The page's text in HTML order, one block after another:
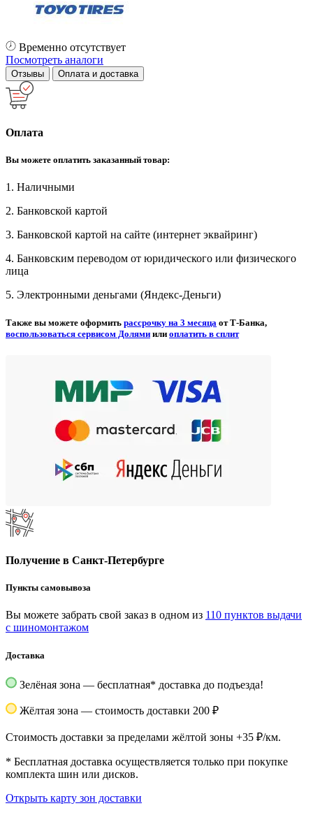
Временно отсутствует
Посмотреть аналоги
Отзывы Оплата и доставка
Оплата
Вы можете оплатить заказанный товар:
1. Наличными
2. Банковской картой
3. Банковской картой на сайте (интернет эквайринг)
4. Банковским переводом от юридического или физического
лица
5. Электронными деньгами (Яндекс-Деньги)
Также вы можете оформить рассрочку на 3 месяца от Т-Банка,
воспользоваться сервисом Долями или оплатить в сплит
Получение в Санкт-Петербурге
Пункты самовывоза
Вы можете забрать свой заказ в одном из 110 пунктов выдачи
с шиномонтажом
Доставка
Зелёная зона — бесплатная* доставка до подъезда!
Жёлтая зона — стоимость доставки 200 ₽
Стоимость доставки за пределами жёлтой зоны +35 ₽/км.
* Бесплатная доставка осуществляется только при покупке
комплекта шин или дисков.
Открыть карту зон доставки